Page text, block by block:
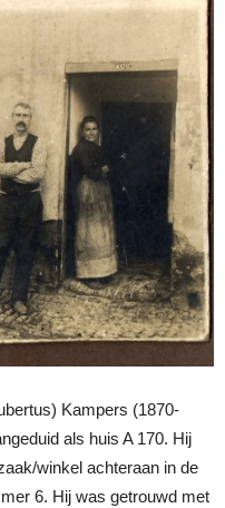
Kampers (1870-
als huis A 170. Hij
winkel achteraan in de
6. Hij was getrouwd met